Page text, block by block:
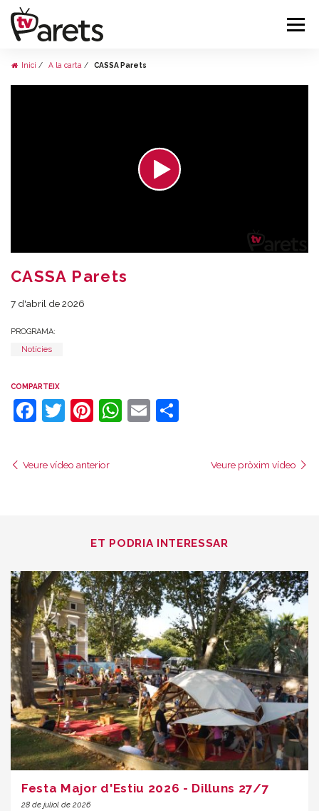
Inici A la carta CASSA Parets
CASSA Parets
7 d'abril de 2026
PROGRAMA:
Notícies
COMPARTEIX
Facebook
Twitter
Pinterest
WhatsApp
Email
Veure vídeo anterior Veure pròxim vídeo
ET PODRIA INTERESSAR
Festa Major d'Estiu 2026 - Dilluns 27/7
28 de juliol de 2026